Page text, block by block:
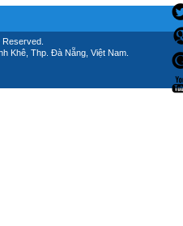
Khê, Thp. Đà Nẵng, Việt Nam.